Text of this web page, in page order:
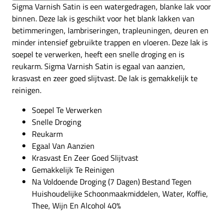
Sigma Varnish Satin is een watergedragen, blanke lak voor
binnen. Deze lak is geschikt voor het blank lakken van
betimmeringen, lambriseringen, trapleuningen, deuren en
minder intensief gebruikte trappen en vloeren. Deze lak is
soepel te verwerken, heeft een snelle droging en is
reukarm. Sigma Varnish Satin is egaal van aanzien,
krasvast en zeer goed slijtvast. De lak is gemakkelijk te
reinigen.
Soepel Te Verwerken
Snelle Droging
Reukarm
Egaal Van Aanzien
Krasvast En Zeer Goed Slijtvast
Gemakkelijk Te Reinigen
Na Voldoende Droging (7 Dagen) Bestand Tegen
Huishoudelijke Schoonmaakmiddelen, Water, Koffie,
Thee, Wijn En Alcohol 40%